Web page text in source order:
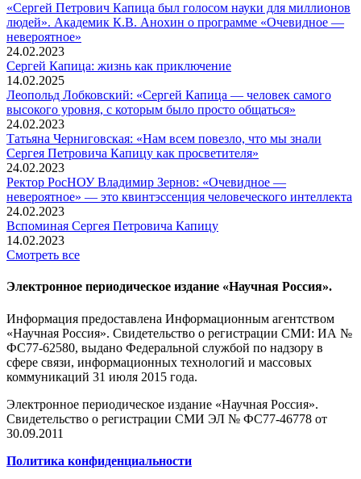
«Сергей Петрович Капица был голосом науки для миллионов
людей». Академик К.В. Анохин о программе «Очевидное —
невероятное»
24.02.2023
Сергей Капица: жизнь как приключение
14.02.2025
Леопольд Лобковский: «Сергей Капица — человек самого
высокого уровня, с которым было просто общаться»
24.02.2023
Татьяна Черниговская: «Нам всем повезло, что мы знали
Сергея Петровича Капицу как просветителя»
24.02.2023
Ректор РосНОУ Владимир Зернов: «Очевидное —
невероятное» — это квинтэссенция человеческого интеллекта
24.02.2023
Вспоминaя Сергея Петровича Капицу
14.02.2023
Смотреть все
Электронное периодическое издание «Научная Россия».
Информация предоставлена Информационным агентством
«Научная Россия». Свидетельство о регистрации СМИ: ИА №
ФС77-62580, выдано Федеральной службой по надзору в
сфере связи, информационных технологий и массовых
коммуникаций 31 июля 2015 года.
Электронное периодическое издание «Научная Россия».
Свидетельство о регистрации СМИ ЭЛ № ФС77-46778 от
30.09.2011
Политика конфиденциальности